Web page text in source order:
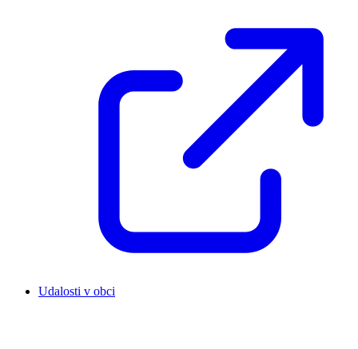
Udalosti v obci